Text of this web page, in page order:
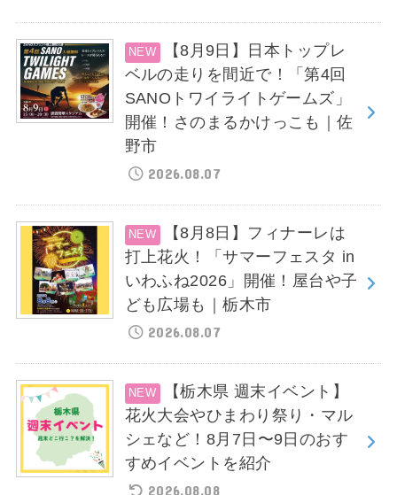
【8月9日】日本トップレ
ベルの走りを間近で！「第4回
SANOトワイライトゲームズ」
開催！さのまるかけっこも｜佐
野市
2026.08.07
【8月8日】フィナーレは
打上花火！「サマーフェスタ in
いわふね2026」開催！屋台や子
ども広場も｜栃木市
2026.08.07
【栃木県 週末イベント】
花火大会やひまわり祭り・マル
シェなど！8月7日〜9日のおす
すめイベントを紹介
2026.08.08